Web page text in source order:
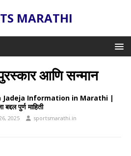
MARATHI
आणि सन्मान
Jadeja Information in Marathi |
बद्दल पुर्ण माहिती
2025 sportsmarathi.in